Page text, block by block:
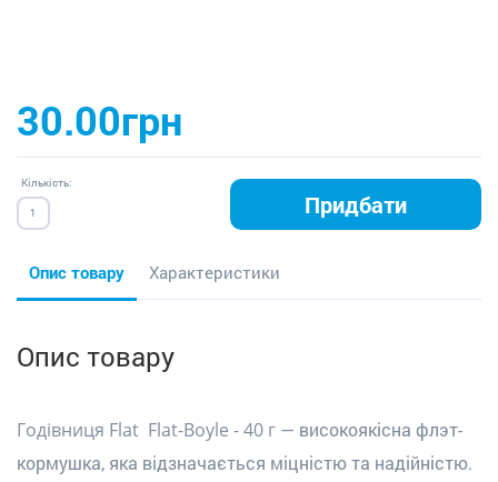
30.00грн
Кількість:
Придбати
Опис товару Характеристики
Опис товару
Годівниця Flat Flat-Boyle - 40 г — високоякісна флэт-
кормушка, яка відзначається міцністю та надійністю.